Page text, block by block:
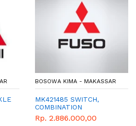
BOSOWA KIMA - MAKASSAR
MK421485 SWITCH,
COMBINATION
Rp. 2.886.000,00